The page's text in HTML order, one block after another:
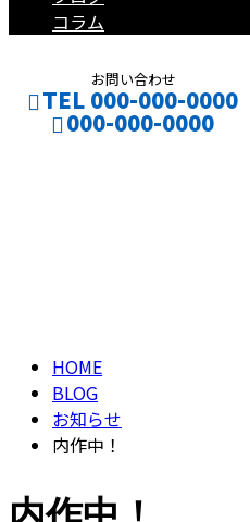
コラム
お問い合わせ
TEL 000-000-0000
000-000-0000
HOME
BLOG
お知らせ
内作中！